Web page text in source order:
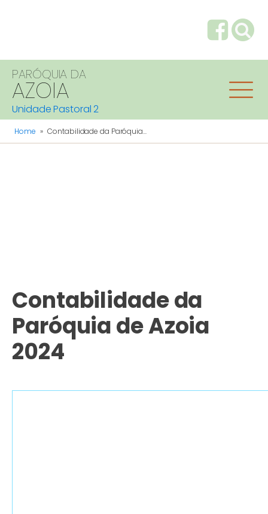
PARÓQUIA DA
AZOIA
Unidade Pastoral 2
Home » Contabilidade da Paróquia...
Contabilidade da
Paróquia de Azoia
2024